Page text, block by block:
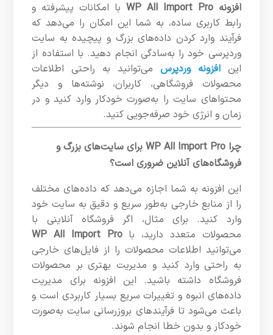
افزونه WP All Import Pro
با امکانات پیشرفته و
رابط کاربری ساده، به شما این امکان را می‌دهد که
فرآیند وارد کردن داده‌های بزرگ و پیچیده به سایت
وردپرسی خود را به‌سادگی انجام دهید. با استفاده از
اینافزونه وردپرس می‌توانید به راحتی اطلاعات
محصولات فروشگاهی، کاربران، نوشته‌ها و دیگر
محتواهای سایت را به‌صورت خودکار وارد کنید و در
زمان و انرژی خود صرفه‌جویی کنید.
چرا WP All Import Pro برای سایت‌های بزرگ و
فروشگاه‌های آنلاین ضروری است؟
این افزونه به شما اجازه می‌دهد که داده‌های مختلف
را از منابع خارجی به‌طور سریع و دقیق به سایت خود
وارد کنید. برای مثال، اگر فروشگاه آنلاینی با
محصولات متعدد دارید، باWP All Import Pro
می‌توانید اطلاعات محصولات را از فایل‌های خارجی
به راحتی وارد کنید و مدیریت بهتری بر محصولات
فروشگاه داشته باشید. این افزونه برای مدیریت
داده‌های انبوه و تغییرات سریع بسیار کاربردی است و
باعث می‌شود تا فرآیندهای بروزرسانی سایت به‌صورت
خودکار و بدون خطا انجام شوند.